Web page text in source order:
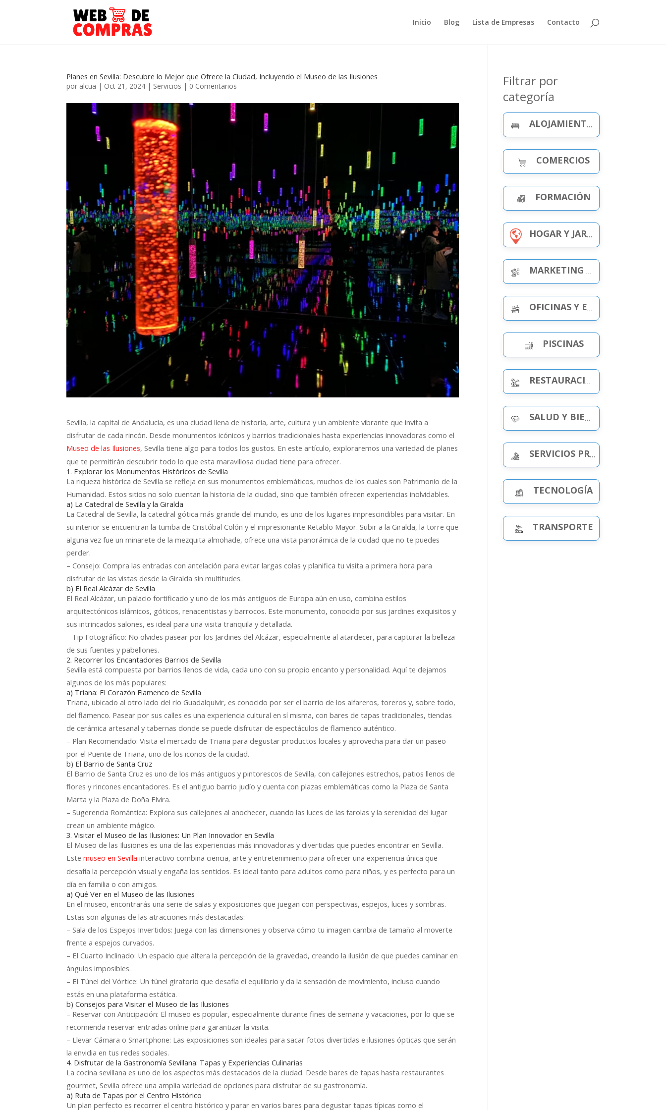
Inicio Blog Lista de Empresas Contacto
Planes en Sevilla: Descubre lo Mejor que Ofrece la Ciudad, Incluyendo el Museo de las Ilusiones
por alcua | Oct 21, 2024 | Servicios | 0 Comentarios
Sevilla, la capital de Andalucía, es una ciudad llena de historia, arte, cultura y un ambiente vibrante que invita a
disfrutar de cada rincón. Desde monumentos icónicos y barrios tradicionales hasta experiencias innovadoras como el
Museo de las Ilusiones, Sevilla tiene algo para todos los gustos. En este artículo, exploraremos una variedad de planes
que te permitirán descubrir todo lo que esta maravillosa ciudad tiene para ofrecer.
1. Explorar los Monumentos Históricos de Sevilla
La riqueza histórica de Sevilla se refleja en sus monumentos emblemáticos, muchos de los cuales son Patrimonio de la
Humanidad. Estos sitios no solo cuentan la historia de la ciudad, sino que también ofrecen experiencias inolvidables.
a) La Catedral de Sevilla y la Giralda
La Catedral de Sevilla, la catedral gótica más grande del mundo, es uno de los lugares imprescindibles para visitar. En
su interior se encuentran la tumba de Cristóbal Colón y el impresionante Retablo Mayor. Subir a la Giralda, la torre que
alguna vez fue un minarete de la mezquita almohade, ofrece una vista panorámica de la ciudad que no te puedes
perder.
– Consejo: Compra las entradas con antelación para evitar largas colas y planifica tu visita a primera hora para
disfrutar de las vistas desde la Giralda sin multitudes.
b) El Real Alcázar de Sevilla
El Real Alcázar, un palacio fortificado y uno de los más antiguos de Europa aún en uso, combina estilos
arquitectónicos islámicos, góticos, renacentistas y barrocos. Este monumento, conocido por sus jardines exquisitos y
sus intrincados salones, es ideal para una visita tranquila y detallada.
– Tip Fotográfico: No olvides pasear por los Jardines del Alcázar, especialmente al atardecer, para capturar la belleza
de sus fuentes y pabellones.
2. Recorrer los Encantadores Barrios de Sevilla
Sevilla está compuesta por barrios llenos de vida, cada uno con su propio encanto y personalidad. Aquí te dejamos
algunos de los más populares:
a) Triana: El Corazón Flamenco de Sevilla
Triana, ubicado al otro lado del río Guadalquivir, es conocido por ser el barrio de los alfareros, toreros y, sobre todo,
del flamenco. Pasear por sus calles es una experiencia cultural en sí misma, con bares de tapas tradicionales, tiendas
de cerámica artesanal y tabernas donde se puede disfrutar de espectáculos de flamenco auténtico.
– Plan Recomendado: Visita el mercado de Triana para degustar productos locales y aprovecha para dar un paseo
por el Puente de Triana, uno de los iconos de la ciudad.
b) El Barrio de Santa Cruz
El Barrio de Santa Cruz es uno de los más antiguos y pintorescos de Sevilla, con callejones estrechos, patios llenos de
flores y rincones encantadores. Es el antiguo barrio judío y cuenta con plazas emblemáticas como la Plaza de Santa
Marta y la Plaza de Doña Elvira.
– Sugerencia Romántica: Explora sus callejones al anochecer, cuando las luces de las farolas y la serenidad del lugar
crean un ambiente mágico.
3. Visitar el Museo de las Ilusiones: Un Plan Innovador en Sevilla
El Museo de las Ilusiones es una de las experiencias más innovadoras y divertidas que puedes encontrar en Sevilla.
Estemuseo en Sevilla interactivo combina ciencia, arte y entretenimiento para ofrecer una experiencia única que
desafía la percepción visual y engaña los sentidos. Es ideal tanto para adultos como para niños, y es perfecto para un
día en familia o con amigos.
a) Qué Ver en el Museo de las Ilusiones
En el museo, encontrarás una serie de salas y exposiciones que juegan con perspectivas, espejos, luces y sombras.
Estas son algunas de las atracciones más destacadas:
– Sala de los Espejos Invertidos: Juega con las dimensiones y observa cómo tu imagen cambia de tamaño al moverte
frente a espejos curvados.
– El Cuarto Inclinado: Un espacio que altera la percepción de la gravedad, creando la ilusión de que puedes caminar en
ángulos imposibles.
– El Túnel del Vórtice: Un túnel giratorio que desafía el equilibrio y da la sensación de movimiento, incluso cuando
estás en una plataforma estática.
b) Consejos para Visitar el Museo de las Ilusiones
– Reservar con Anticipación: El museo es popular, especialmente durante fines de semana y vacaciones, por lo que se
recomienda reservar entradas online para garantizar la visita.
– Llevar Cámara o Smartphone: Las exposiciones son ideales para sacar fotos divertidas e ilusiones ópticas que serán
la envidia en tus redes sociales.
4. Disfrutar de la Gastronomía Sevillana: Tapas y Experiencias Culinarias
La cocina sevillana es uno de los aspectos más destacados de la ciudad. Desde bares de tapas hasta restaurantes
gourmet, Sevilla ofrece una amplia variedad de opciones para disfrutar de su gastronomía.
a) Ruta de Tapas por el Centro Histórico
Un plan perfecto es recorrer el centro histórico y parar en varios bares para degustar tapas típicas como el
Filtrar por
categoría
ALOJAMIENTO Y CELEBRACIONES
COMERCIOS
FORMACIÓN
HOGAR Y JARDÍN
MARKETING Y PUBLICIDAD
OFICINAS Y ESPACIOS DE TRABAJO
PISCINAS
RESTAURACIÓN Y OCIO
SALUD Y BIENESTAR
SERVICIOS PROFESIONALES
TECNOLOGÍA
TRANSPORTE